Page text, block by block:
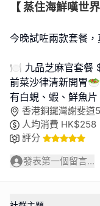
【 蒸住海鮮嘆世
今晚試咗兩款套餐
🍽️ 九品芝麻官套餐
前菜沙律清新開胃
有白蜆、蝦、鮮魚片
香港銅鑼灣謝斐道
人均消費 HK$258
評分
發表第一個留言...